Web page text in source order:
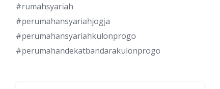
#rumahsyariah
#perumahansyariahjogja
#perumahansyariahkulonprogo
#perumahandekatbandarakulonprogo